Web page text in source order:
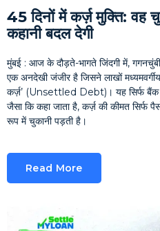
45 दिनों में कर्ज़ मुक्ति: वह
कहानी बदल देगी
मुंबई : आज के दौड़ते-भागते जिंदगी में,
एक अनदेखी जंजीर है जिसने लाखों
कर्ज़’ (Unsettled Debt)। यह सिर्फ बैंक
जैसा कि कहा जाता है, कर्ज़ की कीमत सिर्फ
रूप में चुकानी पड़ती है।
Read More